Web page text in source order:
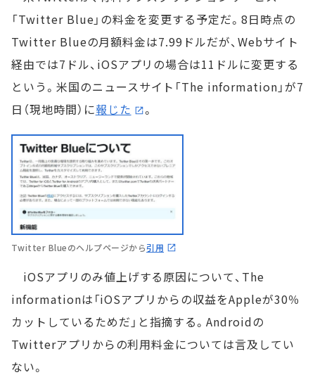
「Twitter Blue」の料金を変更する予定だ。8日時点の
Twitter Blueの月額料金は7.99ドルだが、Webサイト
経由では7ドル、iOSアプリの場合は11ドルに変更する
という。米国のニュースサイト「The information」が7
日（現地時間）に報じた 。
Twitter Blueのヘルプページから引用
iOSアプリのみ値上げする原因について、The
informationは「iOSアプリからの収益をAppleが30％
カットしているためだ」と指摘する。Androidの
Twitterアプリからの利用料金については言及してい
ない。